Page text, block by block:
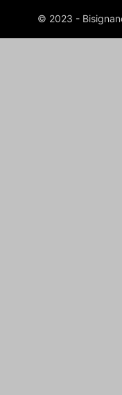
© 2023 -